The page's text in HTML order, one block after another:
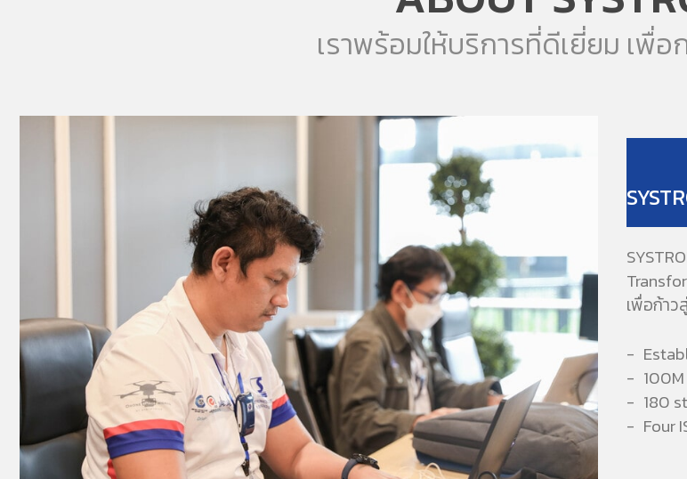
เราพร้อมให้บริการที่ดีเยี่ยม เพื่
เพื่อก้าว
180
Four